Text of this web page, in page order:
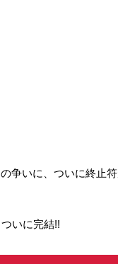
争いに、ついに終止符
いに完結!!